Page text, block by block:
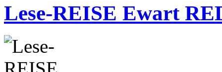
Lese-REISE Ewart